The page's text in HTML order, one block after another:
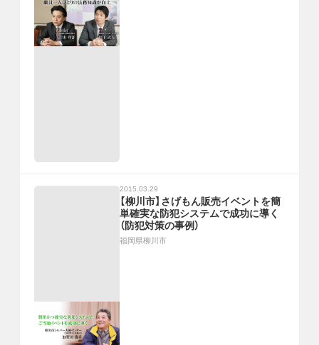
2015.03.29
【柳川市】さげもん販売イベントを簡
単確実な防犯システムで成功に導く
（防犯対策の事例）
福岡県柳川市